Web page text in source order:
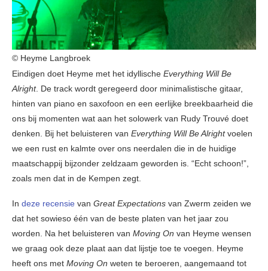
© Heyme Langbroek
Eindigen doet Heyme met het idyllische Everything Will Be
Alright. De track wordt geregeerd door minimalistische gitaar,
hinten van piano en saxofoon en een eerlijke breekbaarheid die
ons bij momenten wat aan het solowerk van Rudy Trouvé doet
denken. Bij het beluisteren van Everything Will Be Alrightvoelen
we een rust en kalmte over ons neerdalen die in de huidige
maatschappij bijzonder zeldzaam geworden is. “Echt schoon!”,
zoals men dat in de Kempen zegt.
In deze recensie van Great Expectations van Zwerm zeiden we
dat het sowieso één van de beste platen van het jaar zou
worden. Na het beluisteren van Moving On van Heyme wensen
we graag ook deze plaat aan dat lijstje toe te voegen. Heyme
heeft ons met Moving On weten te beroeren, aangemaand tot